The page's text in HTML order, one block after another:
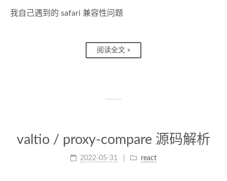
我自己遇到的 safari 兼容性问题
阅读全文 »
valtio / proxy-compare 源码解析
2022-05-31 react